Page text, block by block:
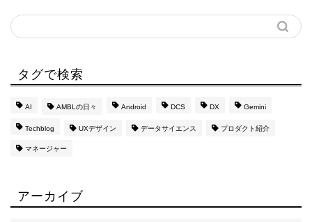
タグで検索
AI AMBLの日々 Android DCS DX Gemini
Techblog UXデザイン データサイエンス プロダクト紹介
マネージャー
アーカイブ